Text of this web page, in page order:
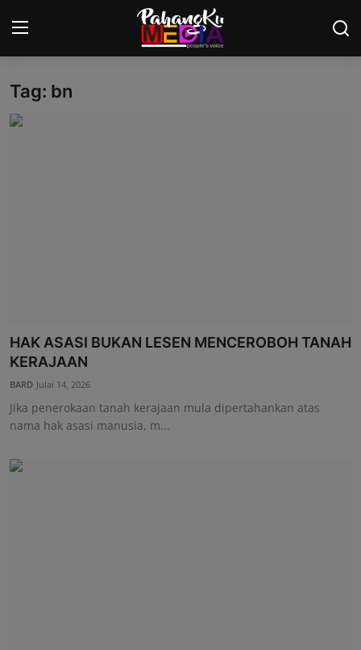
Laman Utama
AOK Tahu Tak!
Hubungi Kami
Tag: bn
HAK ASASI BUKAN LESEN MENCEROBOH TANAH
KERAJAAN
BARD Julai 14, 2026
Jika penerokaan tanah kerajaan mula dipertahankan atas
nama hak asasi manusia, m...